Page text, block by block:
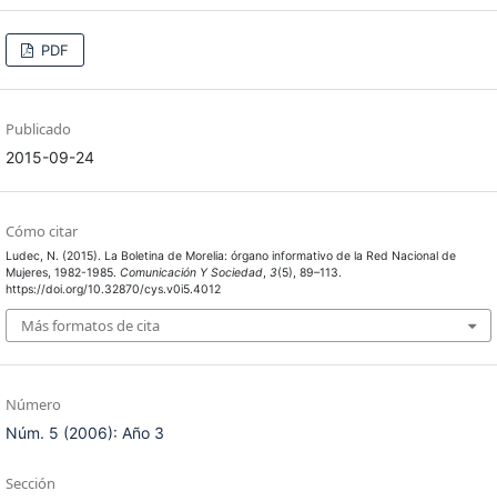
PDF
Publicado
2015-09-24
Cómo citar
Ludec, N. (2015). La Boletina de Morelia: órgano informativo de la Red Nacional de
Mujeres, 1982-1985. Comunicación Y Sociedad, 3(5), 89–113.
https://doi.org/10.32870/cys.v0i5.4012
Más formatos de cita
Número
Núm. 5 (2006): Año 3
Sección